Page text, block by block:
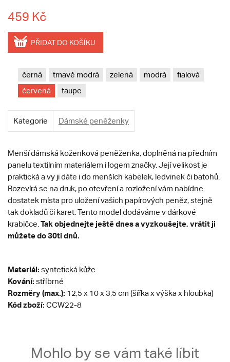
459 Kč
PŘIDAT DO KOŠÍKU
černá tmavě modrá zelená modrá
fialová
červená
taupe
Kategorie Dámské peněženky
Menší dámská koženková peněženka, doplněná na předním
panelu textilním materiálem i logem značky. Její velikost je
praktická a vy ji dáte i do menších kabelek, ledvinek či batohů.
Rozevírá se na druk, po otevření a rozložení vám nabídne
dostatek místa pro uložení vašich papírových peněz, stejně
tak dokladů či karet. Tento model dodáváme v dárkové
krabičce. Tak objednejte ještě dnes a vyzkoušejte, vrátit ji
můžete do 30ti dnů.
Materiál: syntetická kůže
Kování: stříbrné
Rozměry (max.): 12,5 x 10 x 3,5 cm (šířka x výška x hloubka)
Kód zboží: CCW22-8
Mohlo by se vám také líbit